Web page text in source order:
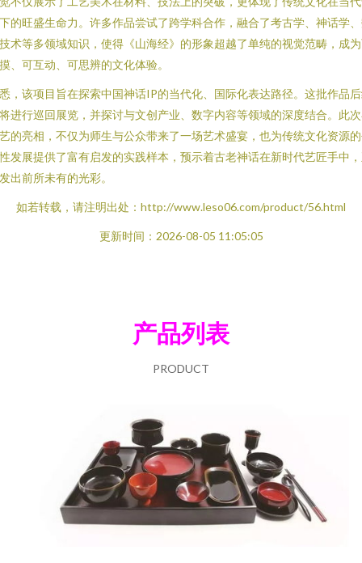
的旺盛生命力。许多作品尝试了跨学科合作，融合了考古学、神话学
术等多领域知识，使得《山海经》的形象超越了单纯的视觉范畴，成
、可互动、可思辨的文化体验。
，该项目旨在探索中国神话IP的当代化、国际化表达路径。这批作品
进行巡回展览，并探讨与文创产业、数字内容等领域的深度结合。此
的亮相，不仅为师生与公众带来了一场艺术盛宴，也为传统文化资源
发展提供了富有启发的实践样本，预示着古老神话在新时代艺匠手中
出前所未有的光彩。
如若转载，请注明出处：http://www.leso06.com/product/56.html
更新时间：2026-08-05 11:05:05
产品列表
PRODUCT